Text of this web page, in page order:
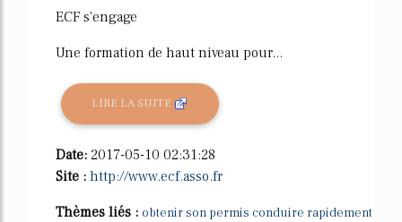
ECF s'engage
Une formation de haut niveau pour...
LIRE LA SUITE
Date: 2017-05-10 02:31:28
Site : http://www.ecf.asso.fr
Thèmes liés : obtenir son permis conduire rapidement